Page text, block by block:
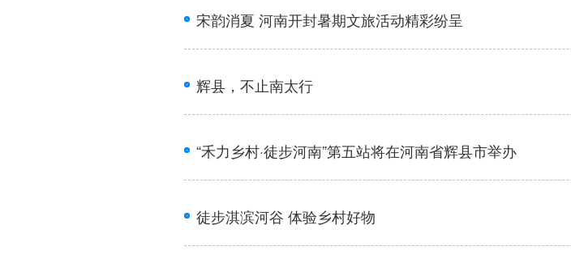
宋韵消夏 河南开封暑期文旅活动精彩纷呈
辉县，不止南太行
“禾力乡村·徒步河南”第五站将在河南省辉县市举办
徒步淇滨河谷 体验乡村好物